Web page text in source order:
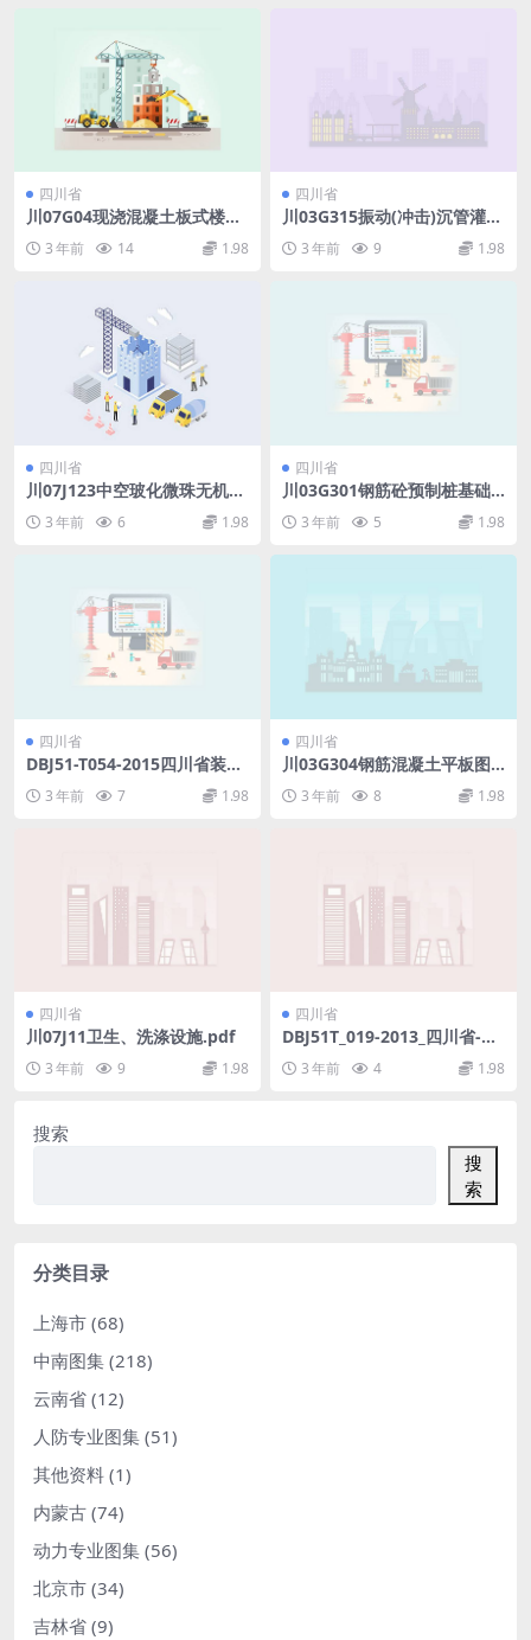
四川省
川07G04现浇混凝土板式楼梯
3 年前 14 1.98
四川省
川03G315振动(冲击)沉管灌注
3 年前 9 1.98
四川省
川07J123中空玻化微珠无机保
3 年前 6 1.98
四川省
川03G301钢筋砼预制桩基础
3 年前 5 1.98
四川省
DBJ51-T054-2015四川省装配
验收规程.rar
3 年前 7 1.98
四川省
川03G304钢筋混凝土平板图
3 年前 8 1.98
四川省
川07J11卫生、洗涤设施.pdf
3 年前 9 1.98
四川省
DBJ51T_019-2013_四川省-被
动式太阳能建筑设计规范.pdf
3 年前 4 1.98
搜索
搜
索
分类目录
上海市 (68)
中南图集 (218)
云南省 (12)
人防专业图集 (51)
其他资料 (1)
内蒙古 (74)
动力专业图集 (56)
北京市 (34)
吉林省 (9)